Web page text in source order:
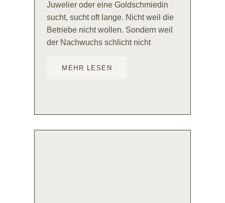
Juwelier oder eine Goldschmiedin
sucht, sucht oft lange. Nicht weil die
Betriebe nicht wollen. Sondern weil
der Nachwuchs schlicht nicht
MEHR LESEN